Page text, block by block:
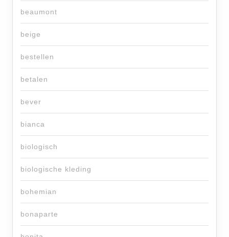
beaumont
beige
bestellen
betalen
bever
bianca
biologisch
biologische kleding
bohemian
bonaparte